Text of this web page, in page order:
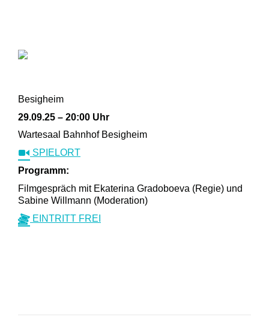
Besigheim
29.09.25 – 20:00 Uhr
Wartesaal Bahnhof Besigheim
SPIELORT
Programm:
Filmgespräch mit Ekaterina Gradoboeva (Regie) und
Sabine Willmann (Moderation)
EINTRITT FREI